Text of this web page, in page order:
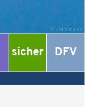
© elmar.pics
sicher DFV